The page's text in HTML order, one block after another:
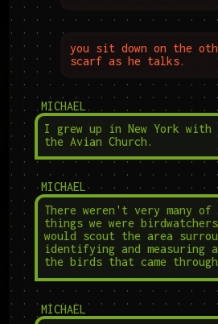
you sit down on the
scarf as he talks.
MICHAEL
I grew up in New York
the Avian Church.
MICHAEL
There weren't very many of
things we were
would scout the area
identifying and measuring
the birds that came
MICHAEL